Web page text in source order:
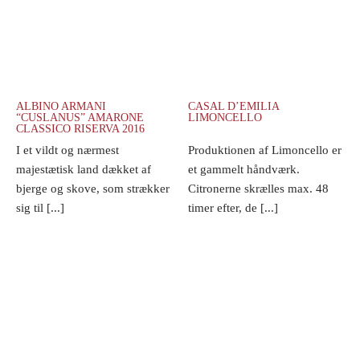
ALBINO ARMANI
“CUSLANUS” AMARONE
CLASSICO RISERVA 2016
I et vildt og nærmest
majestætisk land dækket af
bjerge og skove, som strækker
sig til [...]
CASAL D’EMILIA
LIMONCELLO
Produktionen af Limoncello er
et gammelt håndværk.
Citronerne skrælles max. 48
timer efter, de [...]